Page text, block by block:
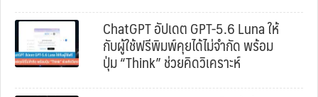
ChatGPT อัปเดต GPT-5.6 Luna ให้
กับผู้ใช้ฟรีพิมพ์คุยได้ไม่จำกัด พร้อม
ปุ่ม “Think” ช่วยคิดวิเคราะห์